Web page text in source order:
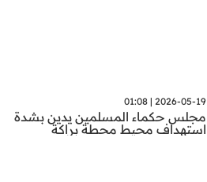
2026-05-19 | 01:08
مجلس حكماء المسلمين يدين بشدة
استهداف محيط محطة براكة